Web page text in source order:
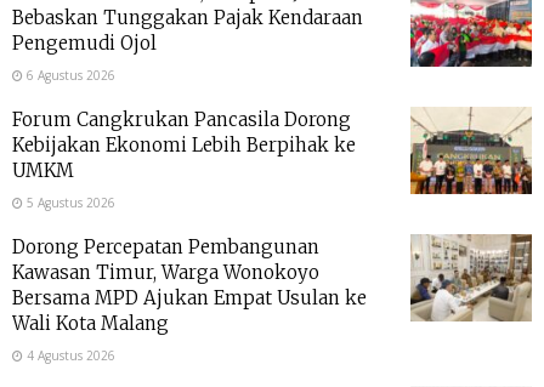
Bebaskan Tunggakan Pajak Kendaraan
Pengemudi Ojol
6 Agustus 2026
Forum Cangkrukan Pancasila Dorong
Kebijakan Ekonomi Lebih Berpihak ke
UMKM
5 Agustus 2026
Dorong Percepatan Pembangunan
Kawasan Timur, Warga Wonokoyo
Bersama MPD Ajukan Empat Usulan ke
Wali Kota Malang
4 Agustus 2026